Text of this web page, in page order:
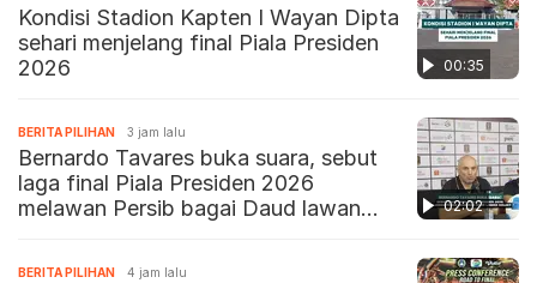
00:35
Kondisi Stadion Kapten I Wayan Dipta
sehari menjelang final Piala Presiden
2026
02:02
BERITA PILIHAN 3 jam lalu
Bernardo Tavares buka suara, sebut
laga final Piala Presiden 2026
melawan Persib bagai Daud lawan
BERITA PILIHAN 4 jam lalu